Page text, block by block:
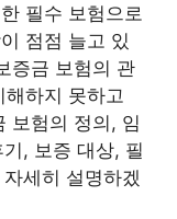
필수 보험으로
점점 늘고 있
증금 보험의 관
하지 못하고
보험의 정의, 임
, 보증 대상, 필
세히 설명하겠